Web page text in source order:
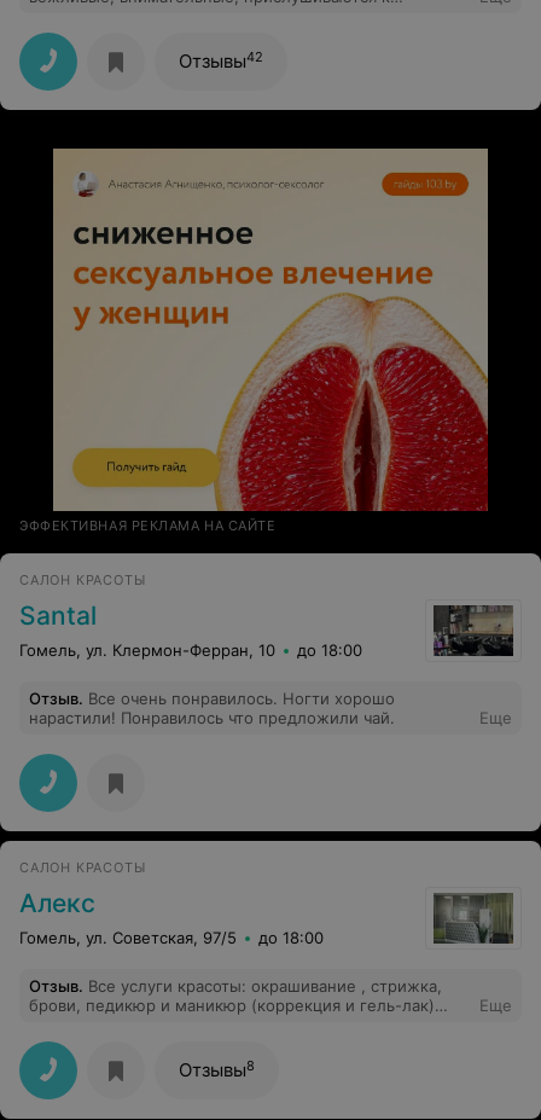
счастливым клиента. Спасибо за красивые ноготочки!
Отзывы42
ЭФФЕКТИВНАЯ РЕКЛАМА НА САЙТЕ
САЛОН КРАСОТЫ
Santal
Гомель, ул. Клермон-Ферран, 10 до 18:00
Отзыв. Все очень понравилось. Ногти хорошо
нарастили! Понравилось что предложили чай.
Еще
САЛОН КРАСОТЫ
Алекс
Гомель, ул. Советская, 97/5 до 18:00
Отзыв. Все услуги красоты: окрашивание , стрижка,
брови, педикюр и маникюр (коррекция и гель-лак)
открытия. Всегда есть возможность попасть к
любимым мастерам. Учитывают все пожелания,
доброжелательные. И все это с вкусным чаем и
полезными конфетками))))))
Еще
Отзывы8